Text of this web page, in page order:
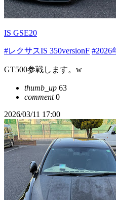
IS GSE20
#レクサスIS 350versionF #2026
GT500参戦します。w
thumb_up 63
comment0
2026/03/11 17:00